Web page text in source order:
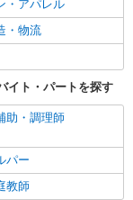
・アパレル
・物流
イト・パートを探す
助・調理師
パー
教師